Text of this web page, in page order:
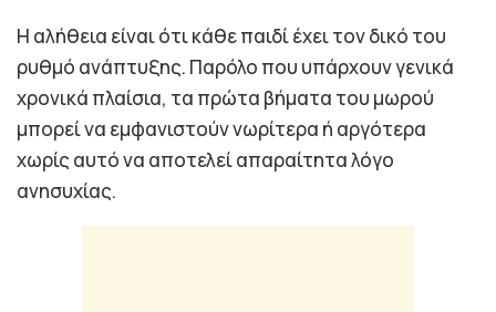
Η αλήθεια είναι ότι κάθε παιδί έχει τον δικό του
ρυθμό ανάπτυξης. Παρόλο που υπάρχουν γενικά
χρονικά πλαίσια, τα πρώτα βήματα του μωρού
μπορεί να εμφανιστούν νωρίτερα ή αργότερα
χωρίς αυτό να αποτελεί απαραίτητα λόγο
ανησυχίας.